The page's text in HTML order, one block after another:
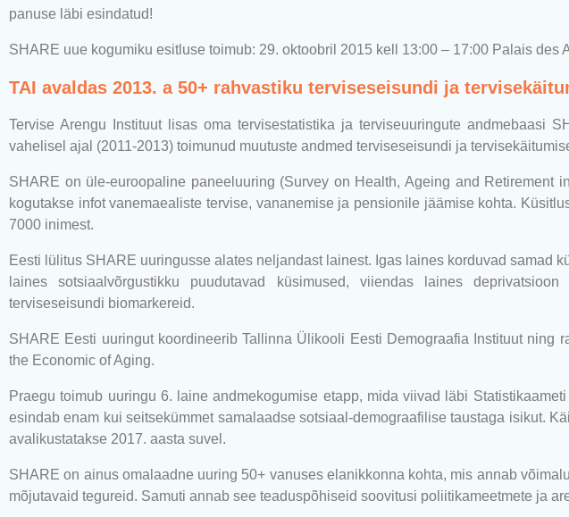
panuse läbi esindatud!
SHARE uue kogumiku esitluse toimub: 29. oktoobril 2015 kell 13:00 – 17:00 Palais des
TAI avaldas 2013. a 50+ rahvastiku terviseseisundi ja
Tervise Arengu Instituut lisas oma tervisestatistika ja terviseuuringute andmebaasi
vahelisel ajal (2011-2013) toimunud muutuste andmed terviseseisundi ja
SHARE on üle-euroopaline paneeluuring (Survey on Health, Ageing and Retirement
kogutakse infot vanemaealiste tervise, vananemise ja pensionile jäämise kohta.
7000 inimest.
Eesti lülitus SHARE uuringusse alates neljandast lainest. Igas laines korduvad samad
laines sotsiaalvõrgustikku puudutavad küsimused, viiendas laines
terviseseisundi biomarkereid.
SHARE Eesti uuringut koordineerib Tallinna Ülikooli Eesti Demograafia Instituut ning
the Economic of Aging.
Praegu toimub uuringu 6. laine andmekogumise etapp, mida viivad läbi
esindab enam kui seitsekümmet samalaadse sotsiaal-demograafilise taustaga isikut.
avalikustatakse 2017. aasta suvel.
SHARE on ainus omalaadne uuring 50+ vanuses elanikkonna kohta, mis annab
mõjutavaid tegureid. Samuti annab see teaduspõhiseid soovitusi poliitikameetmete ja